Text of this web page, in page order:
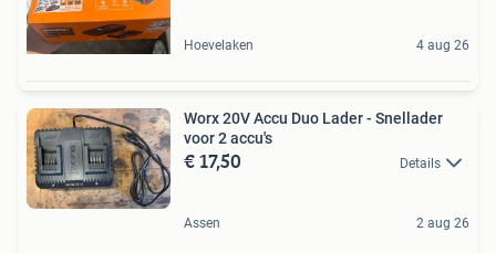
Hoevelaken 4 aug 26
Worx 20V Accu Duo Lader - Snellader
voor 2 accu's
€ 17,50 Details
Assen 2 aug 26